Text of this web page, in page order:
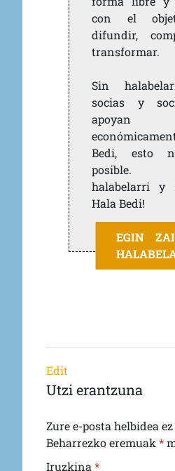
con el
difundir,
transformar.
Sin
socias y
apoyan
Bedi, esto
posible.
halabelarri y
Hala Bedi!
EGIN
Edit
Utzi erantzuna
Zure e-posta helbidea
Beharrezko eremuak *
Iruzkina *